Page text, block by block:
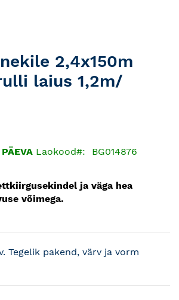
2,4x150m
laius 1,2m/
Laokood BG014876
ja väga hea
võimega.
Tegelik pakend, värv ja vorm